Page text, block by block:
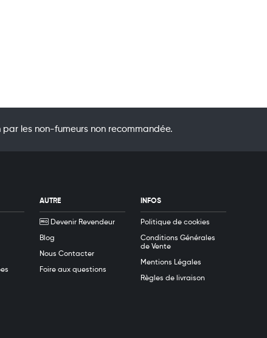
les non-fumeurs non recommandée.
AUTRE
Devenir Revendeur
Blog
Nous Contacter
Foire aux questions
INFOS
Politique de cookies
Conditions Générales
de Vente
Mentions Légales
Règles de livraison